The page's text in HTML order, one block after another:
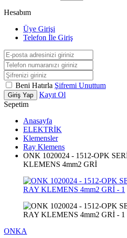
Hesabım
Üye Girişi
Telefon İle Giriş
Beni Hatırla Şifremi Unuttum
Giriş Yap
Kayıt Ol
Sepetim
Anasayfa
ELEKTRİK
Klemensler
Ray Klemens
ONK 1020024 - 1512-OPK
KLEMENS 4mm2 GRİ
ONKA